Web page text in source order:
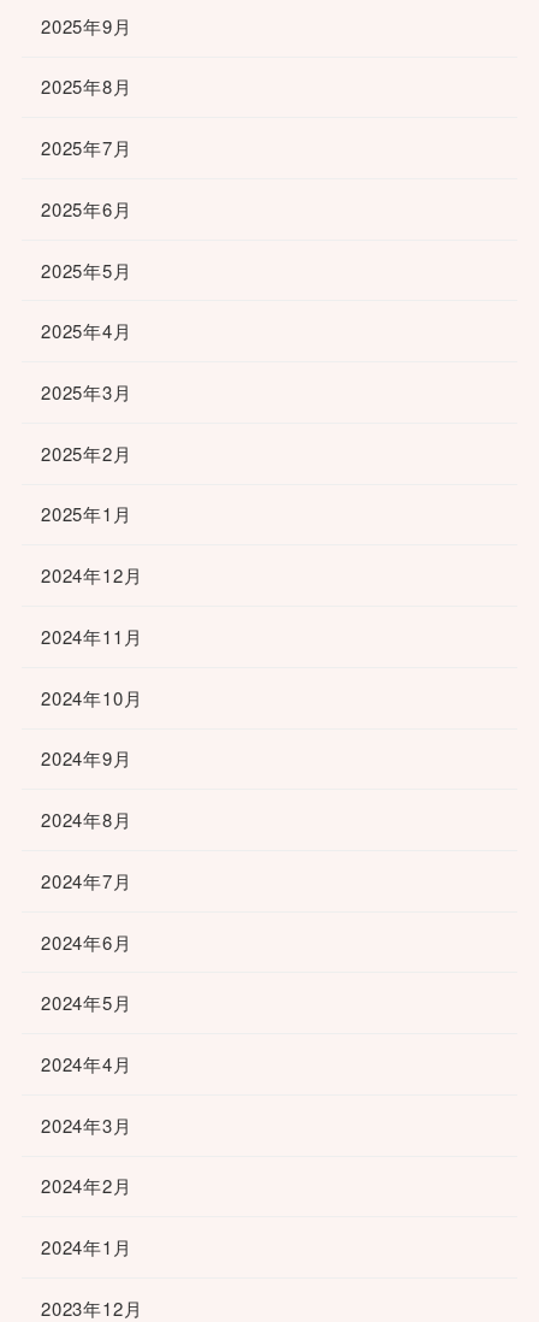
2025年9月
2025年8月
2025年7月
2025年6月
2025年5月
2025年4月
2025年3月
2025年2月
2025年1月
2024年12月
2024年11月
2024年10月
2024年9月
2024年8月
2024年7月
2024年6月
2024年5月
2024年4月
2024年3月
2024年2月
2024年1月
2023年12月